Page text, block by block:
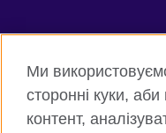
Connect with us
Facebook
Instagram
Ми
сторонні куки,
контент,